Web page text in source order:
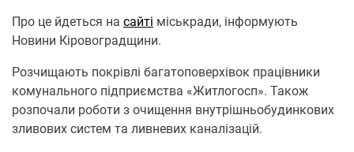
Про це йдеться на сайті міськради, інформують
Новини Кіровоградщини.
Розчищають покрівлі багатоповерхівок працівники
комунального підприємства «Житлогосп». Також
розпочали роботи з очищення внутрішньобудинкових
зливових систем та ливневих каналізацій.